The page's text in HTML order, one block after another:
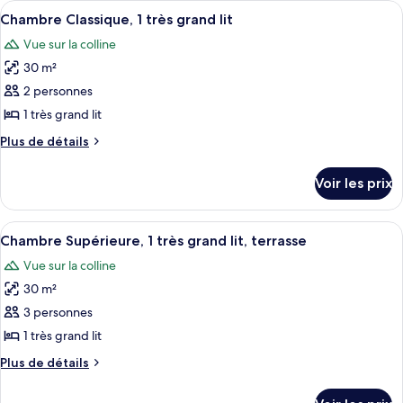
mer
1
très
grand
lit,
terrasse
de
Chambre
Classique,
très
grand
terrasse
Afficher
toutes
les
photos
pour
ce
type
de
Chambre
Classique,
1
très
grand
lit
Un lit bien fait, avec du linge de lit
8
Chambre Classique, 1 très grand lit
Vue sur la colline
30 m²
2 personnes
1 très grand lit
Plus de détails
Plus
le
type
de
Chambre
Classique,
très
grand
Voir les prix
Afficher
toutes
les
photos
pour
ce
type
de
Une chambre d’hôtel comprenant
11
Chambre Supérieure, 1 très grand lit, terrasse
Vue sur la colline
30 m²
3 personnes
1 très grand lit
Plus de détails
Plus